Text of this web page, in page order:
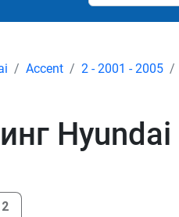
Accent 2 - 2001 - 2005